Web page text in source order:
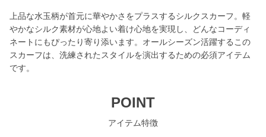
上品な水玉柄が首元に華やかさをプラスするシルクスカーフ。軽
やかなシルク素材が心地よい着け心地を実現し、どんなコーディ
ネートにもぴったり寄り添います。オールシーズン活躍するこの
スカーフは、洗練されたスタイルを演出するための必須アイテム
です。
POINT
アイテム特徴